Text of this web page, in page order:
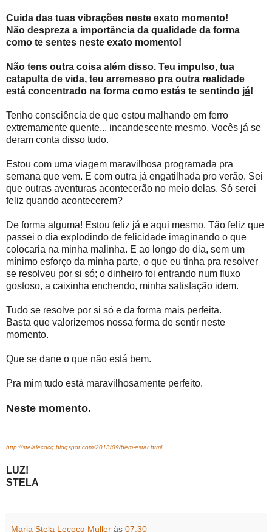
Cuida das tuas vibrações neste exato momento!
Não despreza a importância da qualidade da forma
como te sentes neste exato momento!
Não tens outra coisa além disso. Teu impulso, tua
catapulta de vida, teu arremesso pra outra realidade
está concentrado na forma como estás te sentindo já!
Tenho consciência de que estou malhando em ferro
extremamente quente... incandescente mesmo. Vocês já se
deram conta disso tudo.
Estou com uma viagem maravilhosa programada pra
semana que vem. E com outra já engatilhada pro verão. Sei
que outras aventuras acontecerão no meio delas. Só serei
feliz quando acontecerem?
De forma alguma! Estou feliz já e aqui mesmo. Tão feliz que
passei o dia explodindo de felicidade imaginando o que
colocaria na minha malinha. E ao longo do dia, sem um
mínimo esforço da minha parte, o que eu tinha pra resolver
se resolveu por si só; o dinheiro foi entrando num fluxo
gostoso, a caixinha enchendo, minha satisfação idem.
Tudo se resolve por si só e da forma mais perfeita.
Basta que valorizemos nossa forma de sentir neste
momento.
Que se dane o que não está bem.
Pra mim tudo está maravilhosamente perfeito.
Neste momento.
http://stelalecocq.blogspot.com/2013/09/bem-estar.html
LUZ!
STELA
Maria Stela Lecocq Muller às 07:30